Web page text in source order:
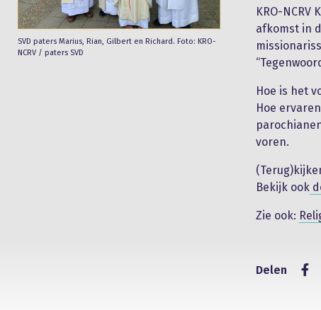
SVD paters Marius, Rian, Gilbert en Richard. Foto: KRO-
NCRV / paters SVD
KRO-
afkomst in
Hoe is het
Hoe
voren.
Bekijk ook
Zie ook:
Delen